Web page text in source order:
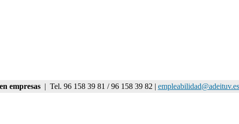
empresas | Tel. 96 158 39 81 / 96 158 39 82 | empleabilidad@adeituv.es